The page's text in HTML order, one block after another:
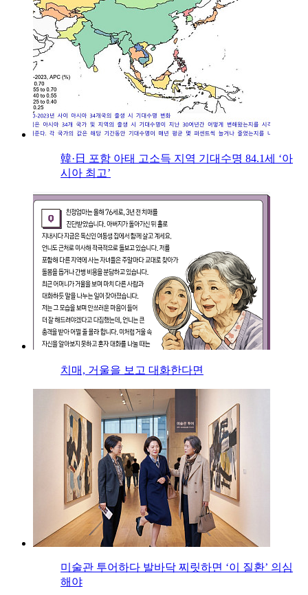
韓·日 포함 아태 고소득 지역 기대수명 84.1세 ‘아
시아 최고’
치매, 거울을 보고 대화한다면
미술관 투어하다 발바닥 찌릿하면 ‘이 질환’ 의심
해야